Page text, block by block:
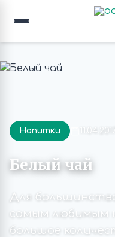
Напитки 11.04.2017
Белый чай
Для
самым любимым
большое